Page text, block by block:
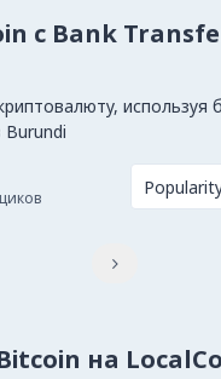
с Bank
используя

на